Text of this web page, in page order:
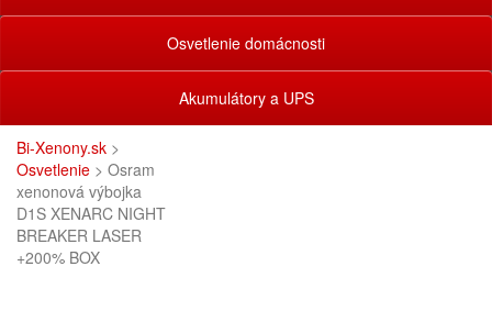
Osvetlenie domácnosti
Akumulátory a UPS
Bi-Xenony.sk >
Osvetlenie > Osram
xenonová výbojka
D1S XENARC NIGHT
BREAKER LASER
+200% BOX